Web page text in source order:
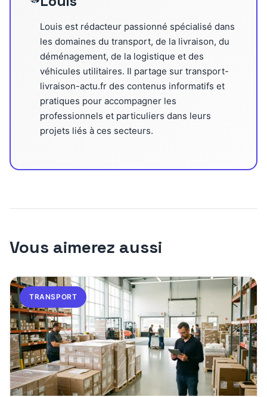
Louis est rédacteur passionné spécialisé dans
les domaines du transport, de la livraison, du
déménagement, de la logistique et des
véhicules utilitaires. Il partage sur transport-
livraison-actu.fr des contenus informatifs et
pratiques pour accompagner les
professionnels et particuliers dans leurs
projets liés à ces secteurs.
Vous aimerez aussi
TRANSPORT